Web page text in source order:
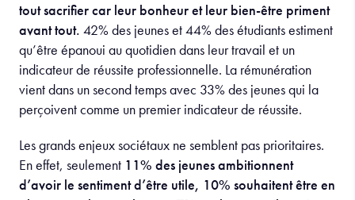
tout sacrifier car leur bonheur et leur bien-être priment
avant tout. 42% des jeunes et 44% des étudiants estiment
qu’être épanoui au quotidien dans leur travail et un
indicateur de réussite professionnelle. La rémunération
vient dans un second temps avec 33% des jeunes qui la
perçoivent comme un premier indicateur de réussite.
Les grands enjeux sociétaux ne semblent pas prioritaires.
En effet, seulement 11% des jeunes ambitionnent
d’avoir le sentiment d’être utile, 10% souhaitent être en